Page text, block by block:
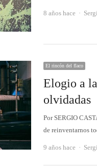
8 años hace
El rincón del flaco
Elogio a
olvidadas
Por SERGIO
de reinventarnos
9 años hace